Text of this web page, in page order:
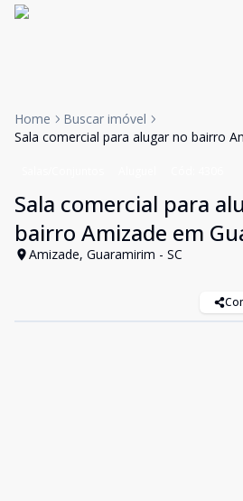
Home
Buscar imóvel
Sala comercial para alugar no bairro
Sala comercial para
bairro Amizade em
Amizade, Guaramirim - SC